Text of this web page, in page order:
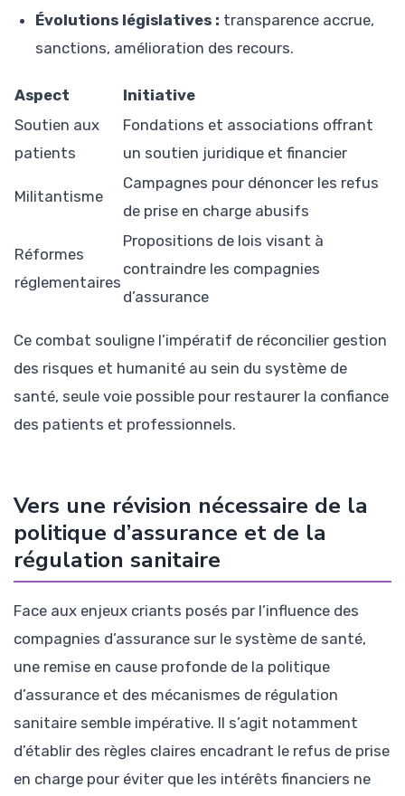
Évolutions législatives : transparence accrue,
sanctions, amélioration des recours.
Aspect
Initiative
Soutien aux
patients
Fondations et associations offrant
un soutien juridique et financier
Militantisme
Campagnes pour dénoncer les refus
de prise en charge abusifs
Réformes
réglementaires
Propositions de lois visant à
contraindre les compagnies
d’assurance
Ce combat souligne l’impératif de réconcilier gestion
des risques et humanité au sein du système de
santé, seule voie possible pour restaurer la confiance
des patients et professionnels.
Vers une révision nécessaire de la
politique d’assurance et de la
régulation sanitaire
Face aux enjeux criants posés par l’influence des
compagnies d’assurance sur le système de santé,
une remise en cause profonde de la politique
d’assurance et des mécanismes de régulation
sanitaire semble impérative. Il s’agit notamment
d’établir des règles claires encadrant le refus de prise
en charge pour éviter que les intérêts financiers ne